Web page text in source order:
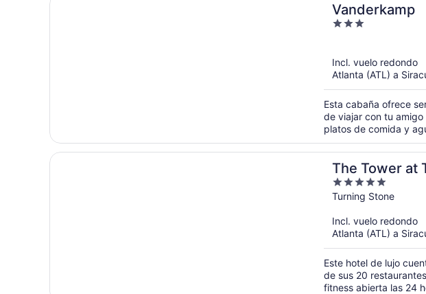
Vanderkamp
3
5
Incl. vuelo redondo
Atlanta (ATL) a
Esta cabaña ofrece
de viajar con tu
platos de comida y
The Tower at
5
out
5
Turning Stone
Incl. vuelo redondo
Atlanta (ATL) a
Este hotel de lujo
de sus 20
fitness abierta las 24